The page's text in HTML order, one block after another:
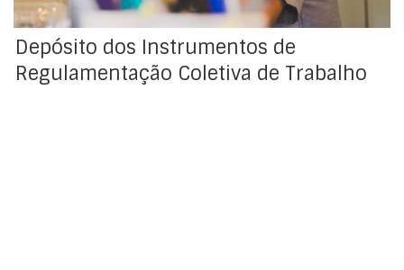
Depósito dos Instrumentos de
Regulamentação Coletiva de Trabalho